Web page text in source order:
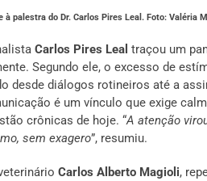
palestra do Dr. Carlos Pires Leal. Foto: Valéria
Carlos Pires Leal traçou um
Segundo ele, o excesso de
desde diálogos rotineiros até a
é um vínculo que exige
crônicas de hoje. “A atenção
sem exagero”, resumiu.
Carlos Alberto Magioli,